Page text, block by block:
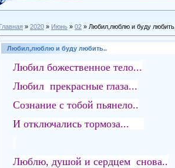
Главная » 2020 » Июнь » 02 » Любил,люблю и буду любить..
Любил,люблю и буду любить..
Любил божественное тело...
Любил прекрасные глаза...
Сознание с тобой пьянело..
И отключались тормоза...
Люблю, душой и сердцем снова..